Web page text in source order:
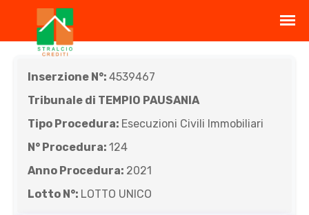
Inserzione N°: 4539467
Tribunale di TEMPIO PAUSANIA
Tipo Procedura: Esecuzioni Civili Immobiliari
N° Procedura: 124
Anno Procedura: 2021
Lotto N°: LOTTO UNICO